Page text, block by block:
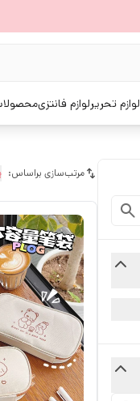
لوازم تحریرلوازم فانتزی
مرتب‌سازی براساس: